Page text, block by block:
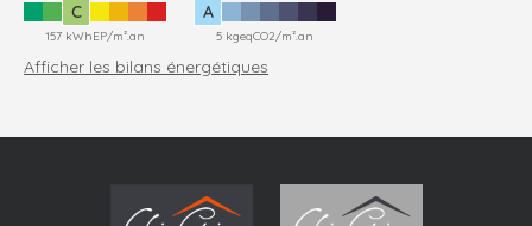
C
157 kWhEP/m².an
A
5 kgeqCO2/m².an
Afficher les bilans énergétiques